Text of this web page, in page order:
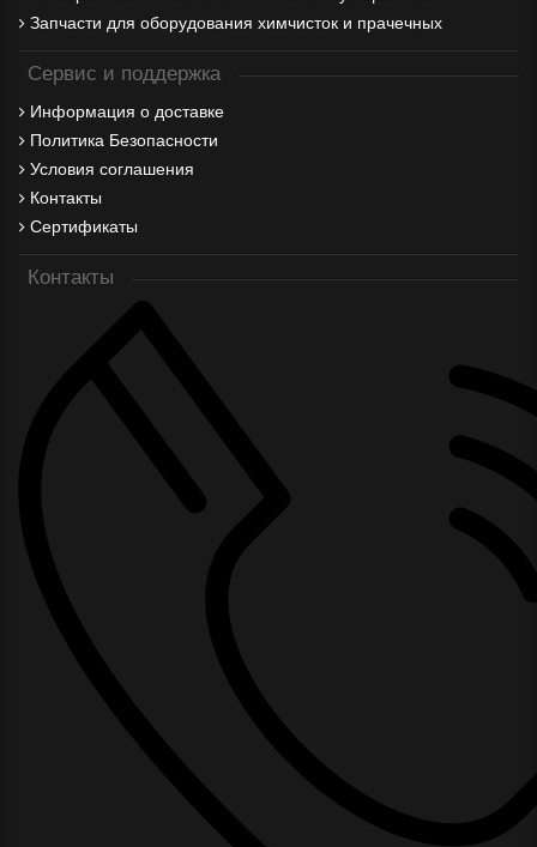
Запчасти для оборудования химчисток и прачечных
Сервис и поддержка
Информация о доставке
Политика Безопасности
Условия соглашения
Контакты
Сертификаты
Контакты